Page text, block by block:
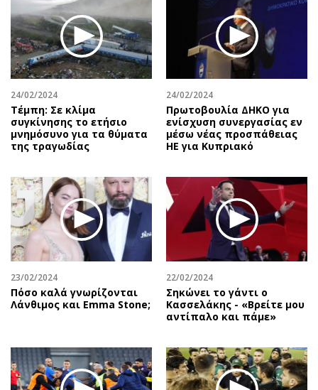
24/02/2024
Τέμπη: Σε κλίμα
συγκίνησης το ετήσιο
μνημόσυνο για τα θύματα
της τραγωδίας
24/02/2024
Πρωτοβουλία ΔΗΚΟ για
ενίσχυση συνεργασίας εν
μέσω νέας προσπάθειας
ΗΕ για Κυπριακό
23/02/2024
Πόσο καλά γνωρίζονται
Λάνθιμος και Emma Stone;
22/02/2024
Σηκώνει το γάντι ο
Κασσελάκης - «Βρείτε μου
αντίπαλο και πάμε»